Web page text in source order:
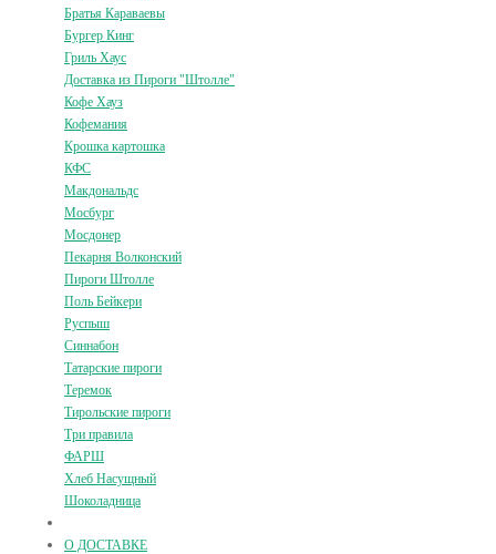
Братья Караваевы
Бургер Кинг
Гриль Хаус
Доставка из Пироги "Штолле"
Кофе Хауз
Кофемания
Крошка картошка
КФС
Макдональдс
Мосбург
Мосдонер
Пекарня Волконский
Пироги Штолле
Поль Бейкери
Руспыш
Синнабон
Татарские пироги
Теремок
Тирольские пироги
Три правила
ФАРШ
Хлеб Насущный
Шоколадница
О ДОСТАВКЕ